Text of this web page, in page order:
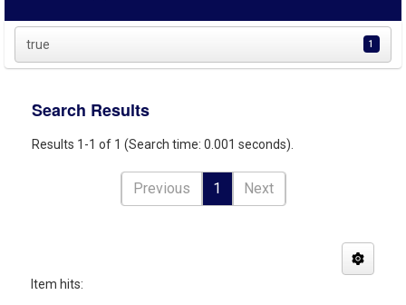
true 1
Search Results
Results 1-1 of 1 (Search time: 0.001 seconds).
Previous 1 Next
Item hits: